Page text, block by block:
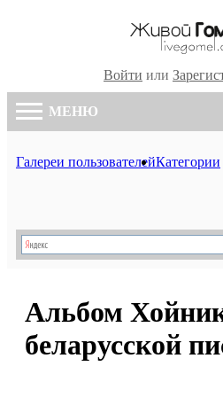
Войти или
МЕНЮ
Галереи пользователейКатегории
Альбом
беларусской